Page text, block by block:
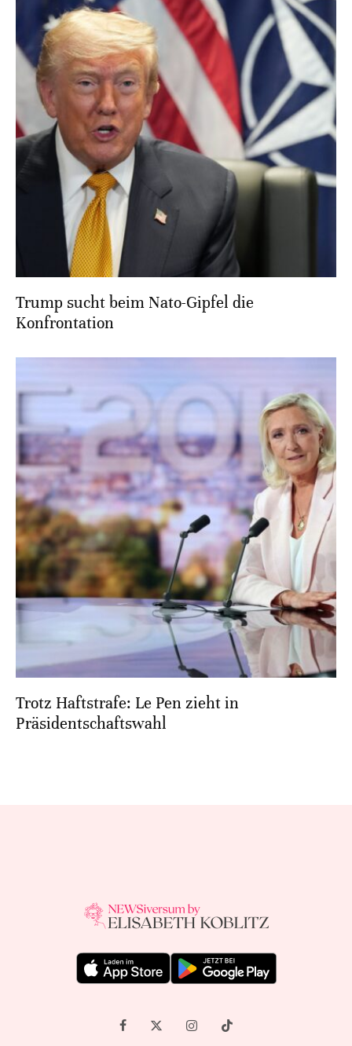
Trump sucht beim Nato-Gipfel die
Konfrontation
Trotz Haftstrafe: Le Pen zieht in
Präsidentschaftswahl